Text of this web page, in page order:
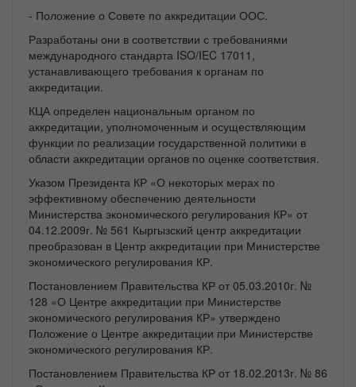
- Положение о Совете по аккредитации ООС.
Разработаны они в соответствии с требованиями
международного стандарта ISO/IEC 17011,
устанавливающего требования к органам по
аккредитации.
КЦА определен национальным органом по
аккредитации, уполномоченным и осуществляющим
функции по реализации государственной политики в
области аккредитации органов по оценке соответствия.
Указом Президента КР «О некоторых мерах по
эффективному обеспечению деятельности
Министерства экономического регулирования КР» от
04.12.2009г. № 561 Кыргызский центр аккредитации
преобразован в Центр аккредитации при Министерстве
экономического регулирования КР.
Постановлением Правительства КР от 05.03.2010г. №
128 «О Центре аккредитации при Министерстве
экономического регулирования КР» утверждено
Положение о Центре аккредитации при Министерстве
экономического регулирования КР.
Постановлением Правительства КР от 18.02.2013г. № 86